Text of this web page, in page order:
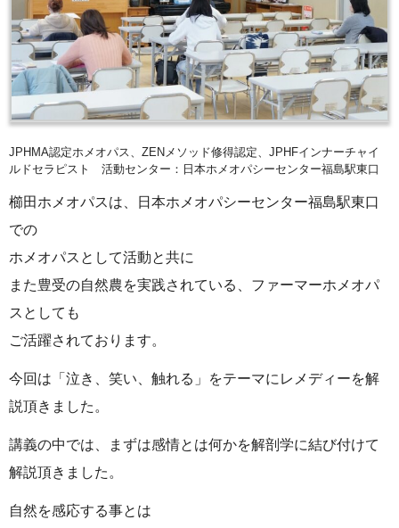
JPHMA認定ホメオパス、ZENメソッド修得認定、JPHFインナーチャイ
ルドセラピスト 活動センター：日本ホメオパシーセンター福島駅東口
櫛田ホメオパスは、日本ホメオパシーセンター福島駅東口
での
ホメオパスとして活動と共に
また豊受の自然農を実践されている、ファーマーホメオパ
スとしても
ご活躍されております。
今回は「泣き、笑い、触れる」をテーマにレメディーを解
説頂きました。
講義の中では、まずは感情とは何かを解剖学に結び付けて
解説頂きました。
自然を感応する事とは